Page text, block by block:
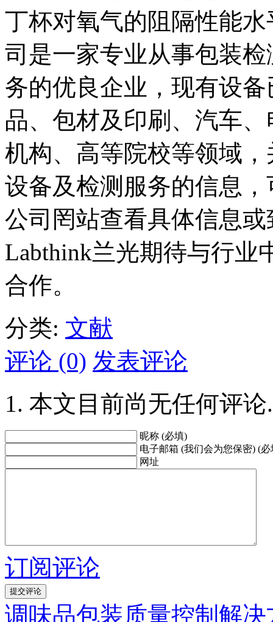
丁杯对氧气的阻隔性能
司是一家专业从事包装
务的优良企业，现有设
品、包材及印刷、汽车
机构、高等院校等领域
设备及检测服务的信息
公司罔站查看具体信息
Labthink兰光期待与行业
合作。
分类: 文献
评论 (0) 发表评论
本文目前尚无任何评论.
昵称 (必填)
电子邮箱 (我们会为您保密) (必
网址
订阅评论
调味品包装质量控制解决